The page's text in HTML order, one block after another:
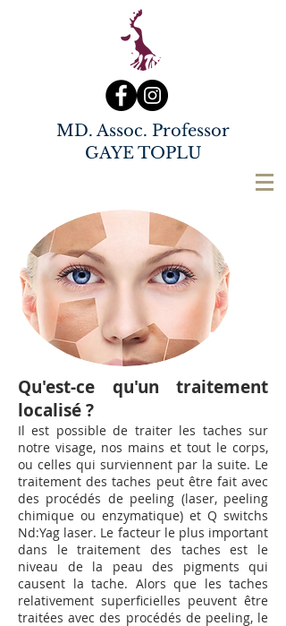
MD. Assoc. Professor
GAYE TOPLU
Qu'est-ce qu'un traitement
localisé ?
Il est possible de traiter les taches sur
notre visage, nos mains et tout le corps,
ou celles qui surviennent par la suite. Le
traitement des taches peut être fait avec
des procédés de peeling (laser, peeling
chimique ou enzymatique) et Q switchs
Nd:Yag laser. Le facteur le plus important
dans le traitement des taches est le
niveau de la peau des pigments qui
causent la tache. Alors que les taches
relativement superficielles peuvent être
traitées avec des procédés de peeling, le